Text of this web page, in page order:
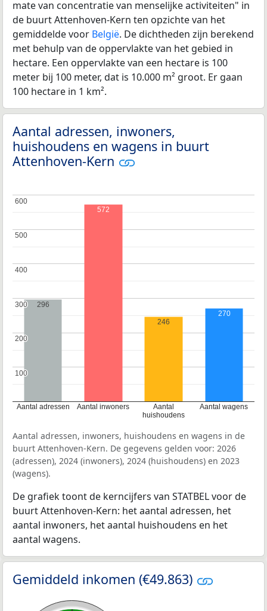
mate van concentratie van menselijke activiteiten" in
de buurt Attenhoven-Kern ten opzichte van het
gemiddelde voor België. De dichtheden zijn berekend
met behulp van de oppervlakte van het gebied in
hectare. Een oppervlakte van een hectare is 100
meter bij 100 meter, dat is 10.000 m² groot. Er gaan
100 hectare in 1 km².
Aantal adressen, inwoners,
huishoudens en wagens in buurt
Attenhoven-Kern
Aantal adressen Aantal inwoners
Aantal
huishoudens
Aantal wagens
100
100
200
200
300
300
400
400
500
500
600
600
296
572
246
270
Aantal adressen, inwoners, huishoudens en wagens in de
buurt Attenhoven-Kern. De gegevens gelden voor: 2026
(adressen), 2024 (inwoners), 2024 (huishoudens) en 2023
(wagens).
De grafiek toont de kerncijfers van STATBEL voor de
buurt Attenhoven-Kern: het aantal adressen, het
aantal inwoners, het aantal huishoudens en het
aantal wagens.
Gemiddeld inkomen (€49.863)